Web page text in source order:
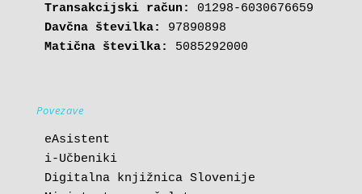
Transakcijski račun:
Davčna številka:
Matična številka:
5085292000
Povezave
eAsistent
i-Učbeniki
Digitalna knjižnica Slovenije